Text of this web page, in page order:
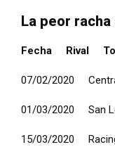
La peor
Fecha Rival
07/02/2020
01/03/2020 San
15/03/2020